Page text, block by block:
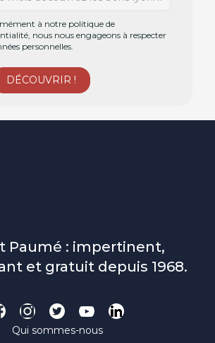
à notre politique de
nous nous engageons à respecter
personnelles.
Paumé : impertinent,
et gratuit depuis 1968.
Qui sommes-nous